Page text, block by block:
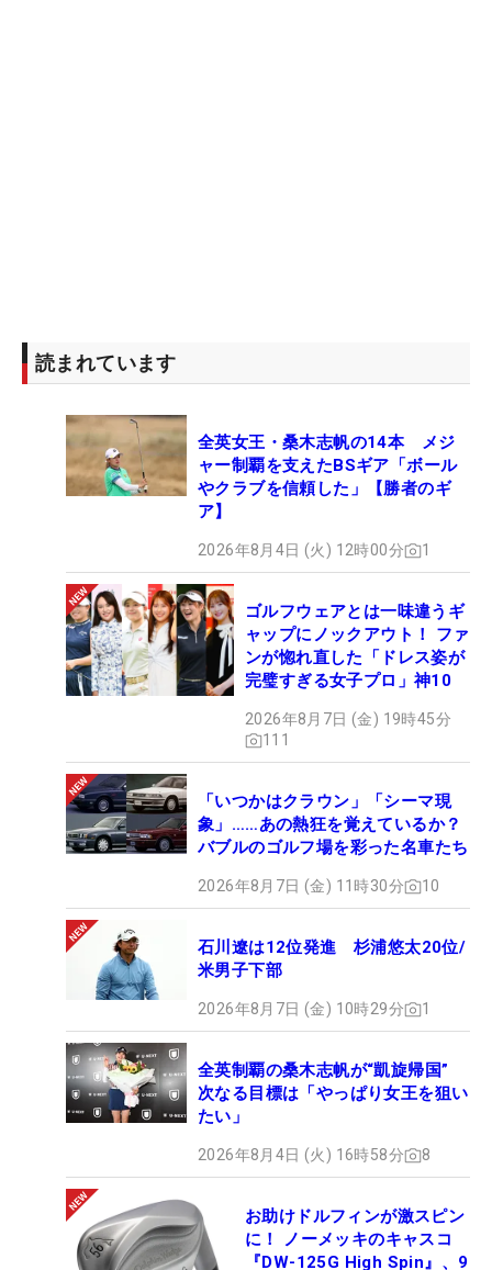
読まれています
全英女王・桑木志帆の14本 メジ
ャー制覇を支えたBSギア「ボール
やクラブを信頼した」【勝者のギ
ア】
2026年8月4日 (火) 12時00分 1
ゴルフウェアとは一味違うギ
ャップにノックアウト！ ファ
ンが惚れ直した「ドレス姿が
完璧すぎる女子プロ」神10
2026年8月7日 (金) 19時45分
111
「いつかはクラウン」「シーマ現
象」……あの熱狂を覚えているか？
バブルのゴルフ場を彩った名車たち
2026年8月7日 (金) 11時30分 10
石川遼は12位発進 杉浦悠太20位/
米男子下部
2026年8月7日 (金) 10時29分 1
全英制覇の桑木志帆が“凱旋帰国”
次なる目標は「やっぱり女王を狙い
たい」
2026年8月4日 (火) 16時58分 8
お助けドルフィンが激スピン
に！ ノーメッキのキャスコ
『DW-125G High Spin』、9